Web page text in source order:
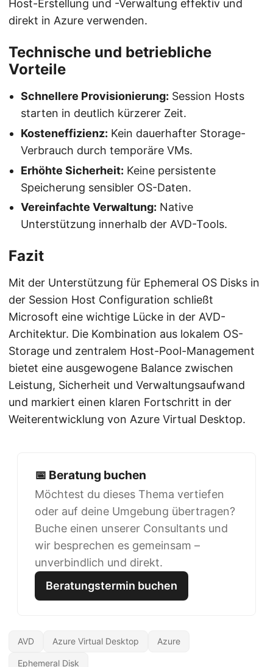
Host-Erstellung und -Verwaltung effektiv und
direkt in Azure verwenden.
Technische und betriebliche
Vorteile
Schnellere Provisionierung: Session Hosts
starten in deutlich kürzerer Zeit.
Kosteneffizienz: Kein dauerhafter Storage-
Verbrauch durch temporäre VMs.
Erhöhte Sicherheit: Keine persistente
Speicherung sensibler OS-Daten.
Vereinfachte Verwaltung: Native
Unterstützung innerhalb der AVD-Tools.
Fazit
Mit der Unterstützung für Ephemeral OS Disks in
der Session Host Configuration schließt
Microsoft eine wichtige Lücke in der AVD-
Architektur. Die Kombination aus lokalem OS-
Storage und zentralem Host-Pool-Management
bietet eine ausgewogene Balance zwischen
Leistung, Sicherheit und Verwaltungsaufwand
und markiert einen klaren Fortschritt in der
Weiterentwicklung von Azure Virtual Desktop.
📅 Beratung buchen
Möchtest du dieses Thema vertiefen
oder auf deine Umgebung übertragen?
Buche einen unserer Consultants und
wir besprechen es gemeinsam –
unverbindlich und direkt.
Beratungstermin buchen
AVD Azure Virtual Desktop Azure
Ephemeral Disk